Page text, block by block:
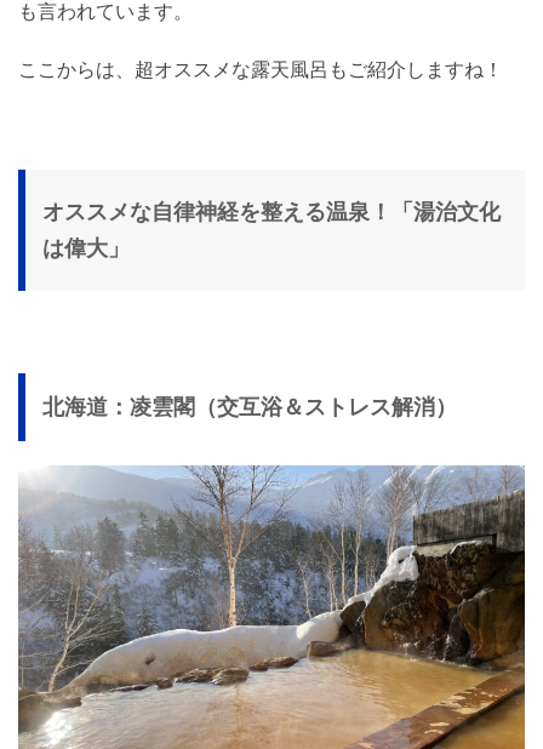
も言われています。
ここからは、超オススメな露天風呂もご紹介しますね！
オススメな自律神経を整える温泉！「湯治文化
は偉大」
北海道：凌雲閣（交互浴＆ストレス解消）